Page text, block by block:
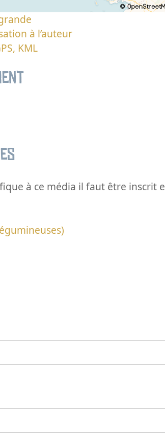
à l’auteur
KML
à ce média il faut être inscrit